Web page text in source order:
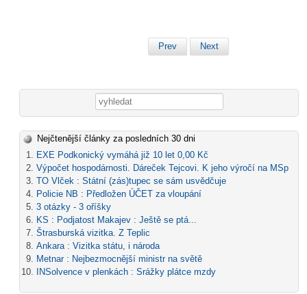
Prev Next
Vyhledávání
Nejčtenější články za posledních 30 dni
EXE Podkonický vymáhá již 10 let 0,00 Kč
Výpočet hospodárnosti. Dáreček Tejcovi. K jeho výročí na MSp
TO Vlček : Státní (zás)tupec se sám usvědčuje
Policie NB : Předložen ÚČET za vloupání
3 otázky - 3 oříšky
KS : Podjatost Makajev : Ještě se ptá...
Štrasburská vizitka. Z Teplic
Ankara : Vizitka státu, i národa
Metnar : Nejbezmocnější ministr na světě
INSolvence v plenkách : Srážky plátce mzdy